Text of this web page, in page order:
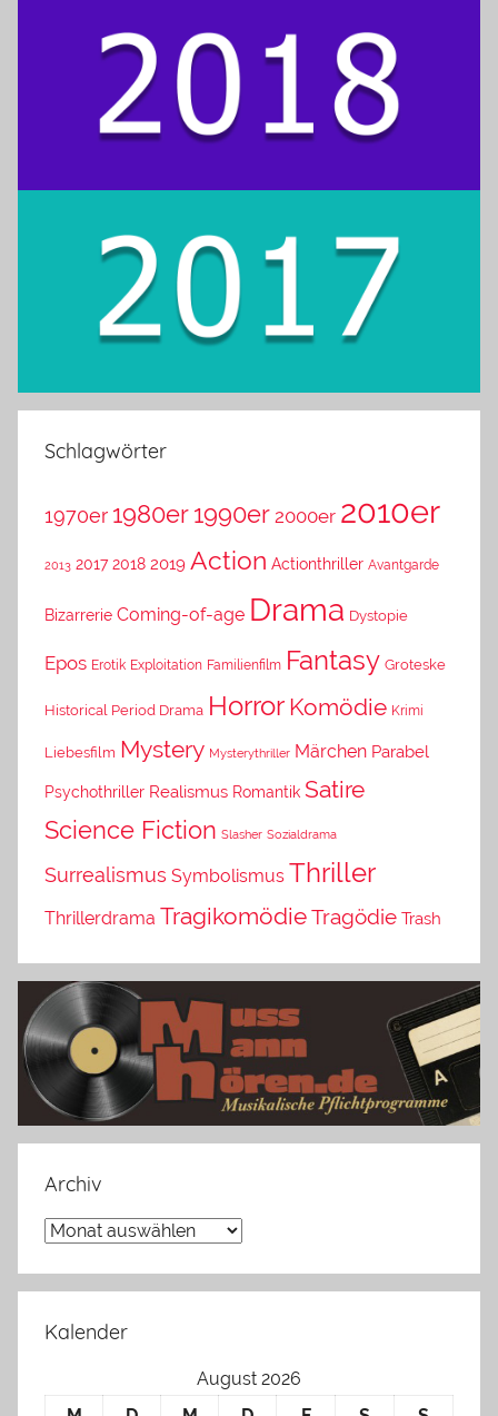
Schlagwörter
1970er 1980er 1990er 2000er 2010er
2013 2017 2018 2019 Action Actionthriller Avantgarde
Bizarrerie Coming-of-age Drama Dystopie
Epos Erotik Exploitation Familienfilm Fantasy Groteske
Historical Period Drama Horror Komödie Krimi
Liebesfilm Mystery Mysterythriller Märchen Parabel
Psychothriller Realismus Romantik Satire
Science Fiction Slasher Sozialdrama
Surrealismus Symbolismus Thriller
Thrillerdrama TragikomödieTragödie Trash
Archiv
Archiv
Kalender
August 2026